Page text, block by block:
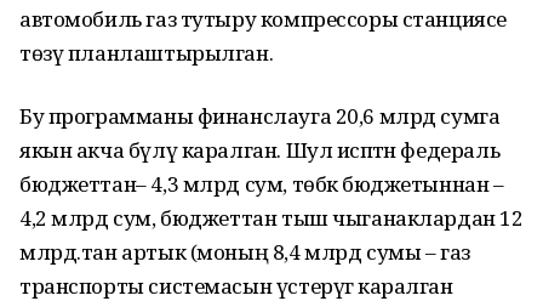
автомобиль газ тутыру компрессоры станциясе
төзү планлаштырылган.
Бу программаны финанслауга 20,6 млрд сумга
якын акча бүлү каралган. Шул исәптән федераль
бюджеттан– 4,3 млрд сум, төбәк бюджетыннан –
4,2 млрд сум, бюджеттан тыш чыганаклардан 12
млрд.тан артык (моның 8,4 млрд сумы – газ
транспорты системасын үстерүгә каралган